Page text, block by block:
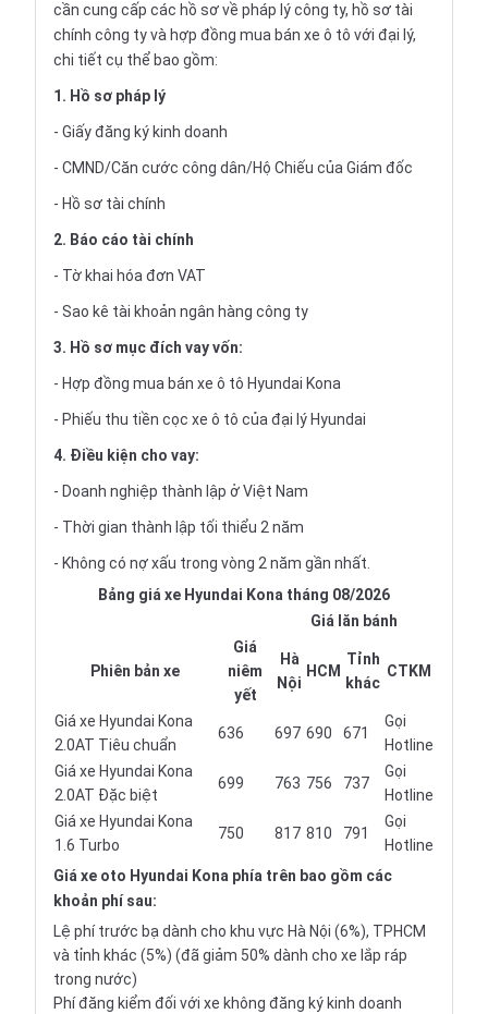
cần cung cấp các hồ sơ về pháp lý công ty, hồ sơ tài
chính công ty và hợp đồng mua bán xe ô tô với đại lý,
chi tiết cụ thể bao gồm:
1. Hồ sơ pháp lý
- Giấy đăng ký kinh doanh
- CMND/Căn cước công dân/Hộ Chiếu của Giám đốc
- Hồ sơ tài chính
2. Báo cáo tài chính
- Tờ khai hóa đơn VAT
- Sao kê tài khoản ngân hàng công ty
3. Hồ sơ mục đích vay vốn:
- Hợp đồng mua bán xe ô tô Hyundai Kona
- Phiếu thu tiền cọc xe ô tô của đại lý Hyundai
4. Điều kiện cho vay:
- Doanh nghiệp thành lập ở Việt Nam
- Thời gian thành lập tối thiểu 2 năm
- Không có nợ xấu trong vòng 2 năm gần nhất.
Bảng giá xe Hyundai Kona tháng 08/2026
Giá lăn bánh
Phiên bản xe
Giá
niêm
yết
Hà
Nội
HCM
Tỉnh
khác
CTKM
Giá xe Hyundai Kona
2.0AT Tiêu chuẩn
636 697 690 671
Gọi
Hotline
Giá xe Hyundai Kona
2.0AT Đặc biệt
699 763 756 737
Gọi
Hotline
Giá xe Hyundai Kona
1.6 Turbo
750 817 810 791
Gọi
Hotline
Giá xe oto Hyundai Kona phía trên bao gồm các
khoản phí sau:
Lệ phí trước bạ dành cho khu vực Hà Nội (6%), TPHCM
và tỉnh khác (5%) (đã giảm 50% dành cho xe lắp ráp
trong nước)
Phí đăng kiểm đối với xe không đăng ký kinh doanh